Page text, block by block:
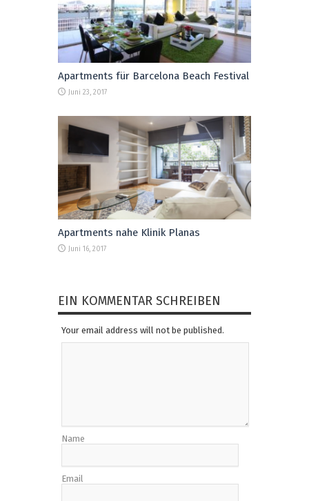
Apartments für Barcelona Beach Festival
Juni 23, 2017
Apartments nahe Klinik Planas
Juni 16, 2017
EIN KOMMENTAR SCHREIBEN
Your email address will not be published.
Name
Email